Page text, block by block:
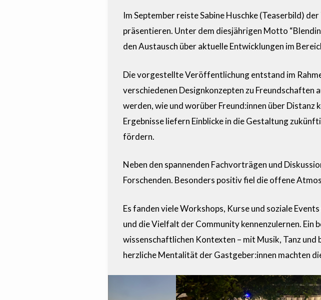
Im September reiste Sabine Huschke (Teaserbild)
präsentieren. Unter dem diesjährigen Motto
den Austausch über aktuelle Entwicklungen im
Die vorgestellte Veröffentlichung entstand im
verschiedenen Designkonzepten zu
werden, wie und worüber Freund:innen über Distanz
Ergebnisse liefern Einblicke in die Gestaltung
fördern.
Neben den spannenden Fachvorträgen und
Forschenden. Besonders positiv fiel die offene
Es fanden viele Workshops, Kurse und soziale
und die Vielfalt der Community kennenzulernen. Ein
wissenschaftlichen Kontexten – mit Musik, Tanz
herzliche Mentalität der Gastgeber:innen machten